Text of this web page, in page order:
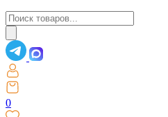
Поиск
товаров
0